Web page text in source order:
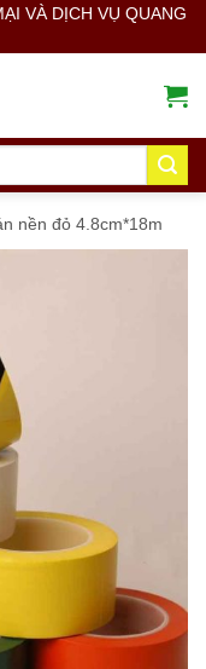
VÀ DỊCH VỤ QUANG
nền đỏ 4.8cm*18m